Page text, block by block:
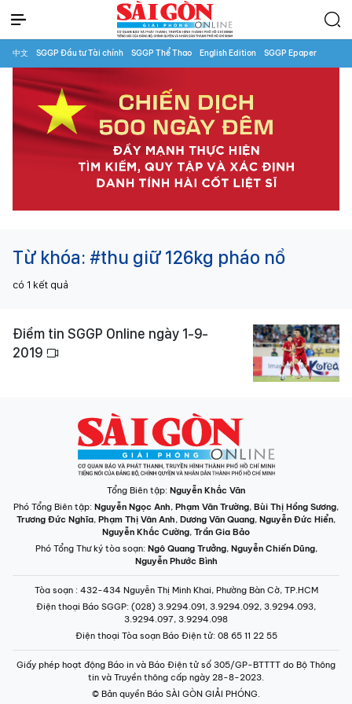
中文 SGGP Đầu tư Tài chính SGGP Thể Thao English Edition SGGP Epaper
Từ khóa: #thu giữ 126kg pháo nổ
có 1 kết quả
Điểm tin SGGP Online ngày 1-9-
2019
Tổng Biên tập: Nguyễn Khắc Văn
Phó Tổng Biên tập: Nguyễn Ngọc Anh, Phạm Văn Trường, Bùi Thị Hồng Sương,
Trương Đức Nghĩa, Phạm Thị Vân Anh, Dương Văn Quang, Nguyễn Đức Hiển,
Nguyễn Khắc Cường, Trần Gia Bảo
Phó Tổng Thư ký tòa soạn: Ngô Quang Trưởng, Nguyễn Chiến Dũng,
Nguyễn Phước Bình
Tòa soạn : 432-434 Nguyễn Thị Minh Khai, Phường Bàn Cờ, TP.HCM
Điện thoại Báo SGGP: (028) 3.9294.091, 3.9294.092, 3.9294.093,
3.9294.097, 3.9294.098
Điện thoại Tòa soạn Báo Điện tử: 08 65 11 22 55
Giấy phép hoạt động Báo in và Báo Điện tử số 305/GP-BTTTT do Bộ Thông
tin và Truyền thông cấp ngày 28-8-2023.
© Bản quyền Báo SÀI GÒN GIẢI PHÓNG.